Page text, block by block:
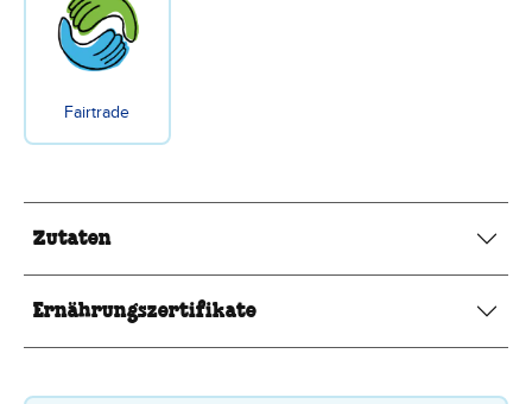
Fairtrade
Zutaten
Ernährungszertifikate